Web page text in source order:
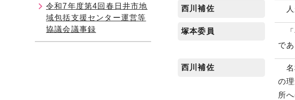
西川補佐 人
塚本委員
「
で
西川補佐
名
の
所
令和7年度第4回春日井市地
域包括支援センター運営等
協議会議事録